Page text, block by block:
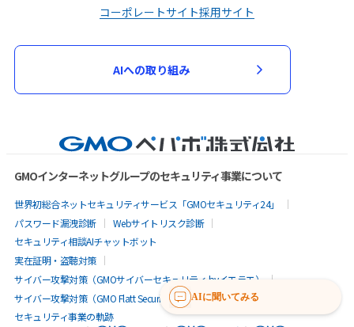
コーポレートサイト採用サイト
AIへの取り組み
GMOインターネットグループのセキュリティ事業について
世界初総合ネットセキュリティサービス「GMOセキュリティ24」
パスワード漏洩診断
Webサイトリスク診断
セキュリティ相談AIチャットボット
実在証明・盗聴対策
サイバー攻撃対策（GMOサイバーセキュリティ byイエラエ）
サイバー攻撃対策（GMO Flatt Security）
なりすまし対策
セキュリティ事業の軌跡
AIに聞いてみる